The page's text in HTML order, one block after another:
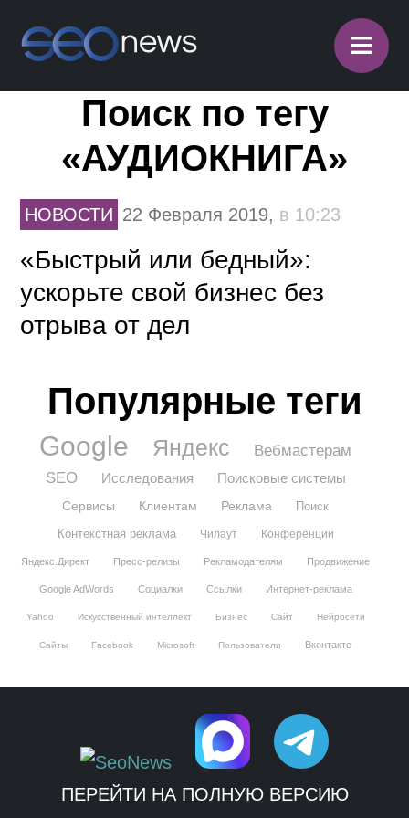
≡
Поиск по тегу
«АУДИОКНИГА»
НОВОСТИ 22 Февраля 2019, в 10:23
«Быстрый или бедный»:
ускорьте свой бизнес без
отрыва от дел
Популярные теги
Google Яндекс
Вебмастерам
SEO
Исследования Поисковые системы
Сервисы Клиентам Реклама
Поиск
Контекстная реклама
Чилаут Конференции
Яндекс.Директ Пресс-релизы Рекламодателям Продвижение
Google AdWords Социалки Ссылки Интернет-реклама
Yahoo Искусственный интеллект Бизнес Сайт Нейросети
Сайты Facebook Microsoft Пользователи Вконтакте
ПЕРЕЙТИ НА ПОЛНУЮ ВЕРСИЮ